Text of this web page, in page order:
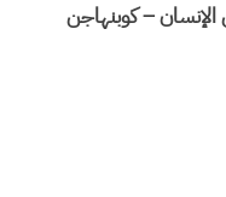
الإنسان – كوبنهاجن